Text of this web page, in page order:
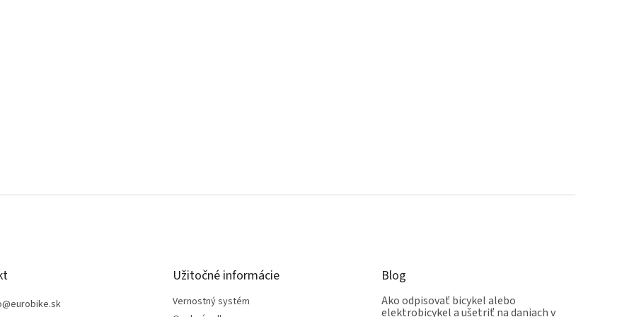
@eurobike.sk
Užitočné informácie
Vernostný systém
Blog
Ako odpisovať bicykel alebo
elektrobicykel a ušetriť na daniach v